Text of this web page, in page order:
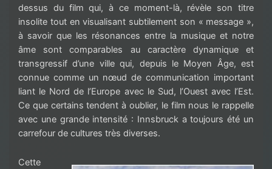
dessus du film qui, à ce moment-là, révèle son titre
insolite tout en visualisant subtilement son « message »,
à savoir que les résonances entre la musique et notre
âme sont comparables au caractère dynamique et
transgressif d’une ville qui, depuis le Moyen Âge, est
connue comme un nœud de communication important
liant le Nord de l’Europe avec le Sud, l’Ouest avec l’Est.
Ce que certains tendent à oublier, le film nous le rappelle
avec une grande intensité : Innsbruck a toujours été un
carrefour de cultures très diverses.
Cette